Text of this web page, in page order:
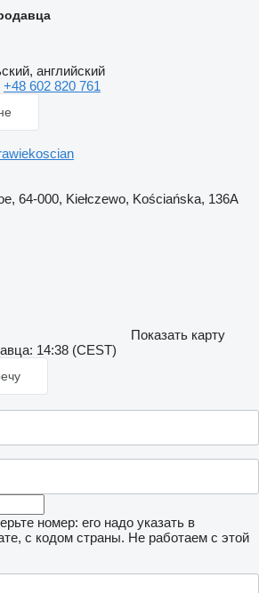
английский
+48 602 820 761
64-000, Kiełczewo, Kościańska, 136A
Показать карту
14:38 (CEST)
номер: его надо указать в
с кодом страны. Не работаем с этой